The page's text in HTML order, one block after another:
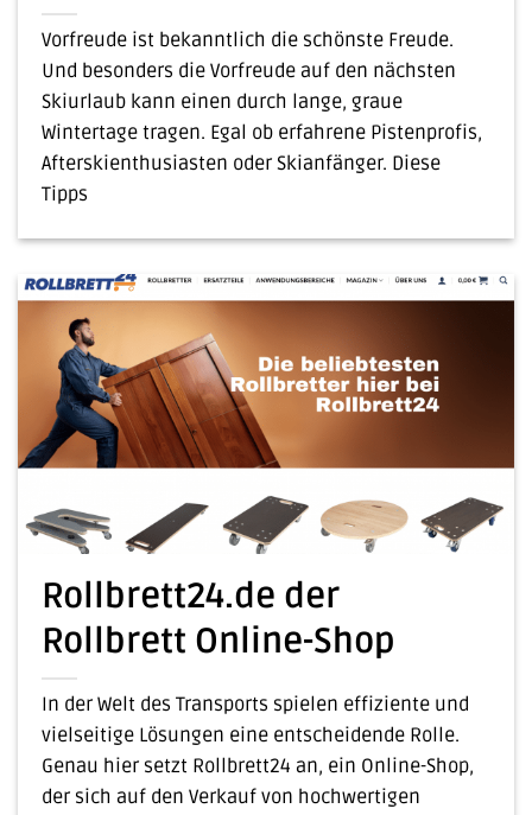
Vorfreude ist bekanntlich die schönste Freude.
Und besonders die Vorfreude auf den nächsten
Skiurlaub kann einen durch lange, graue
Wintertage tragen. Egal ob erfahrene Pistenprofis,
Afterskienthusiasten oder Skianfänger. Diese
Tipps
Rollbrett24.de der
Rollbrett Online-Shop
In der Welt des Transports spielen effiziente und
vielseitige Lösungen eine entscheidende Rolle.
Genau hier setzt Rollbrett24 an, ein Online-Shop,
der sich auf den Verkauf von hochwertigen